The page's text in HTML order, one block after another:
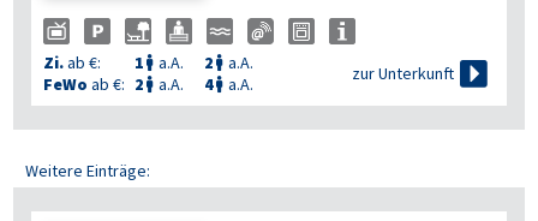
Zi.ab €: 1  a.A. 2  a.A.
FeWo ab €: 2  a.A. 4 a.A.
zur Unterkunft 
Weitere Einträge: